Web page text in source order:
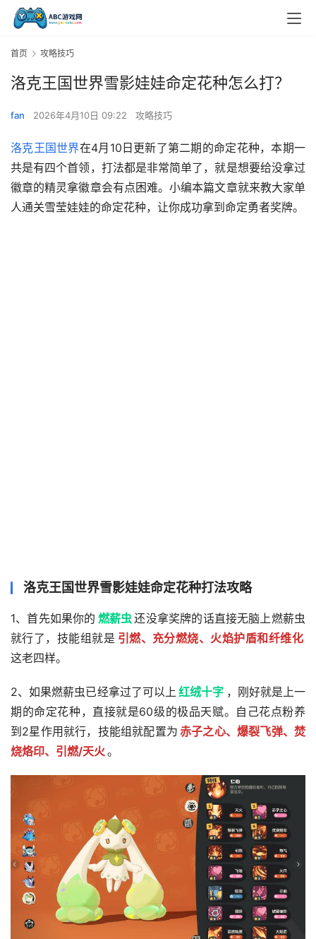
首页 攻略技巧
洛克王国世界雪影娃娃命定花种怎么打？
fan 2026年4月10日 09:22 攻略技巧
洛克王国世界在4月10日更新了第二期的命定花种，本期一
共是有四个首领，打法都是非常简单了，就是想要给没拿过
徽章的精灵拿徽章会有点困难。小编本篇文章就来教大家单
人通关雪莹娃娃的命定花种，让你成功拿到命定勇者奖牌。
洛克王国世界雪影娃娃命定花种打法攻略
1、首先如果你的 燃薪虫还没拿奖牌的话直接无脑上燃薪虫
就行了，技能组就是 引燃、充分燃烧、火焰护盾和纤维化
这老四样。
2、如果燃薪虫已经拿过了可以上 红绒十字 ，刚好就是上一
期的命定花种，直接就是60级的极品天赋。自己花点粉养
到2星作用就行，技能组就配置为 赤子之心、爆裂飞弹、焚
烧烙印、引燃/天火。